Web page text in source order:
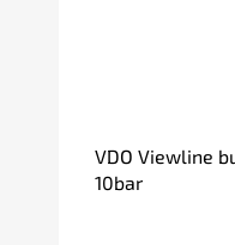
VDO Viewline
10bar